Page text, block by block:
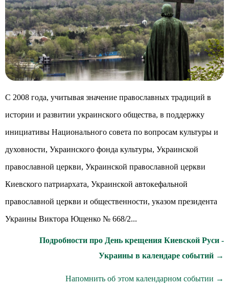
С 2008 года, учитывая значение православных традиций в
истории и развитии украинского общества, в поддержку
инициативы Национального совета по вопросам культуры и
духовности, Украинского фонда культуры, Украинской
православной церкви, Украинской православной церкви
Киевского патриархата, Украинской автокефальной
православной церкви и общественности, указом президента
Украины Виктора Ющенко № 668/2...
Подробности про День крещения Киевской Руси -
Украины в календаре событий →
Напомнить об этом календарном событии →